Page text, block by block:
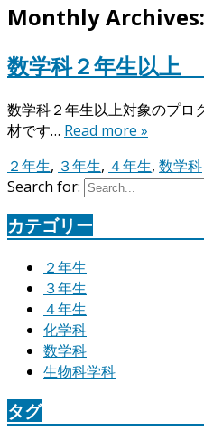
Monthly Archives:
数学科２年生以上
数学科２年生以上対象のプロ
材です… Read more »
２年生, ３年生, ４年生, 数学科
Search for:
カテゴリー
２年生
３年生
４年生
化学科
数学科
生物科学科
タグ